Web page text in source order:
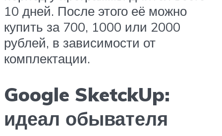
10 дней. После этого её можно
купить за 700, 1000 или 2000
рублей, в зависимости от
комплектации.
Google SketckUp:
идеал обывателя